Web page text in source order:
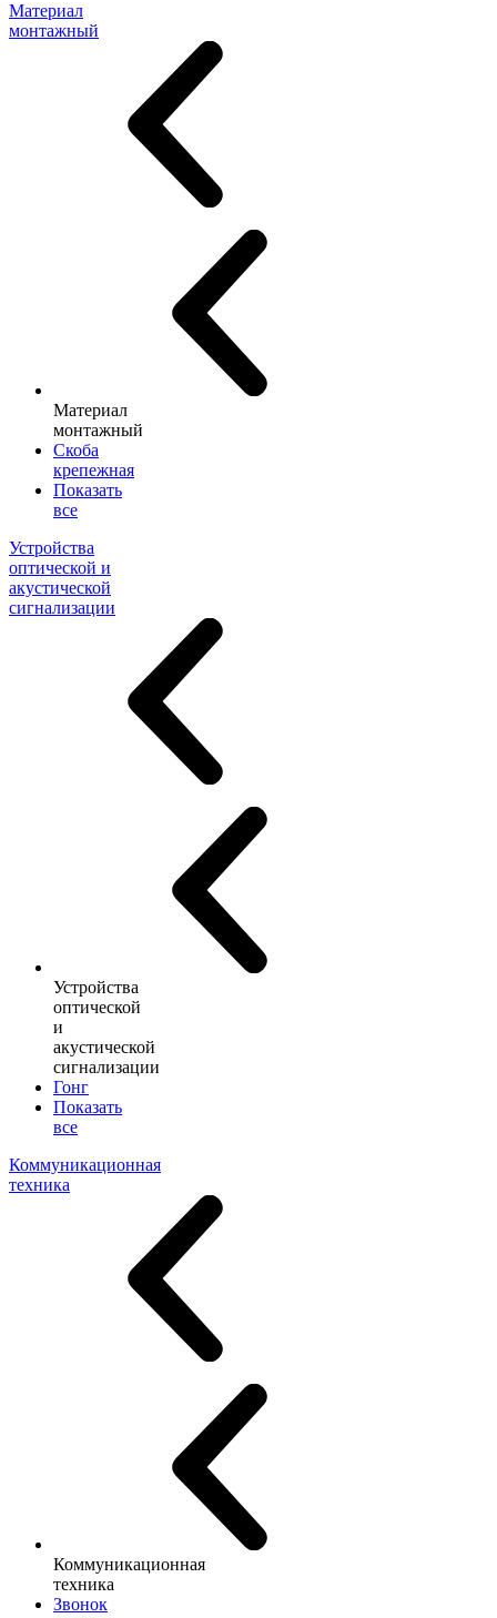
Материал
монтажный
Материал
монтажный
Скоба
крепежная
Показать
все
Устройства
оптической и
акустической
сигнализации
Устройства
оптической
и
акустической
сигнализации
Гонг
Показать
все
Коммуникационная
техника
Коммуникационная
техника
Звонок